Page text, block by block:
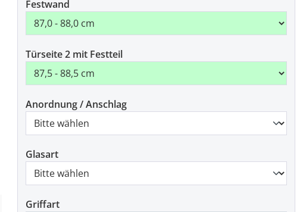
Festwand
Türseite 2 mit Festteil
Anordnung / Anschlag
Glasart
Griffart